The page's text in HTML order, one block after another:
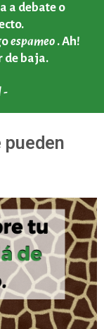
a debate o
espameo . Ah!
de baja.
-